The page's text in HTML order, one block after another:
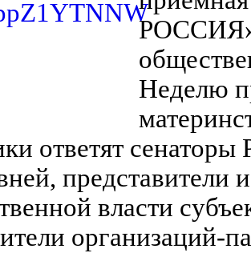
Неделю
ответят
представители
власти
организаций-